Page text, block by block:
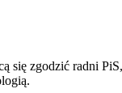
się zgodzić radni